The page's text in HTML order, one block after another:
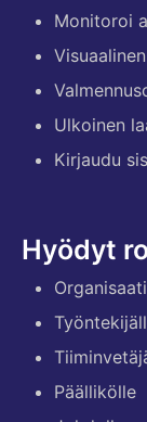
Monitoroi
Ulkoinen
Kirjaudu
Hyödyt
Päällikölle